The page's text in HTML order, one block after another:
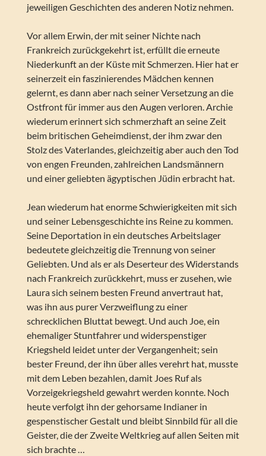
jeweiligen Geschichten des anderen Notiz nehmen.
Vor allem Erwin, der mit seiner Nichte nach
Frankreich zurückgekehrt ist, erfüllt die erneute
Niederkunft an der Küste mit Schmerzen. Hier hat er
seinerzeit ein faszinierendes Mädchen kennen
gelernt, es dann aber nach seiner Versetzung an die
Ostfront für immer aus den Augen verloren. Archie
wiederum erinnert sich schmerzhaft an seine Zeit
beim britischen Geheimdienst, der ihm zwar den
Stolz des Vaterlandes, gleichzeitig aber auch den Tod
von engen Freunden, zahlreichen Landsmännern
und einer geliebten ägyptischen Jüdin erbracht hat.
Jean wiederum hat enorme Schwierigkeiten mit sich
und seiner Lebensgeschichte ins Reine zu kommen.
Seine Deportation in ein deutsches Arbeitslager
bedeutete gleichzeitig die Trennung von seiner
Geliebten. Und als er als Deserteur des Widerstands
nach Frankreich zurückkehrt, muss er zusehen, wie
Laura sich seinem besten Freund anvertraut hat,
was ihn aus purer Verzweiflung zu einer
schrecklichen Bluttat bewegt. Und auch Joe, ein
ehemaliger Stuntfahrer und widerspenstiger
Kriegsheld leidet unter der Vergangenheit; sein
bester Freund, der ihn über alles verehrt hat, musste
mit dem Leben bezahlen, damit Joes Ruf als
Vorzeigekriegsheld gewahrt werden konnte. Noch
heute verfolgt ihn der gehorsame Indianer in
gespenstischer Gestalt und bleibt Sinnbild für all die
Geister, die der Zweite Weltkrieg auf allen Seiten mit
sich brachte …